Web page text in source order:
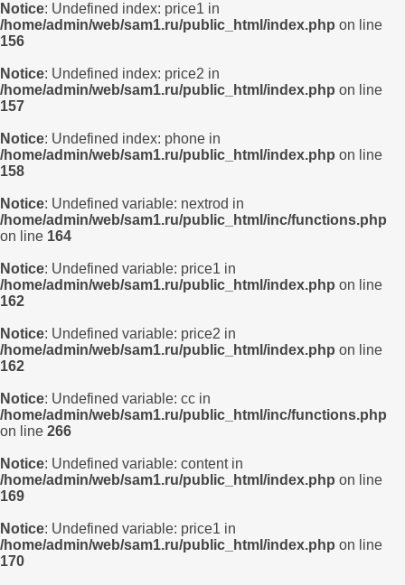
Notice: Undefined index: price1 in
/home/admin/web/sam1.ru/public_html/index.php on line
156
Notice: Undefined index: price2 in
/home/admin/web/sam1.ru/public_html/index.php on line
157
Notice: Undefined index: phone in
/home/admin/web/sam1.ru/public_html/index.php on line
158
Notice: Undefined variable: nextrod in
/home/admin/web/sam1.ru/public_html/inc/functions.php
on line 164
Notice: Undefined variable: price1 in
/home/admin/web/sam1.ru/public_html/index.php on line
162
Notice: Undefined variable: price2 in
/home/admin/web/sam1.ru/public_html/index.php on line
162
Notice: Undefined variable: cc in
/home/admin/web/sam1.ru/public_html/inc/functions.php
on line 266
Notice: Undefined variable: content in
/home/admin/web/sam1.ru/public_html/index.php on line
169
Notice: Undefined variable: price1 in
/home/admin/web/sam1.ru/public_html/index.php on line
170